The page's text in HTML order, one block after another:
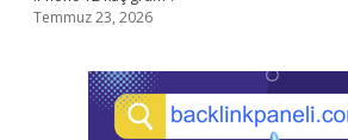
Temmuz 23, 2026